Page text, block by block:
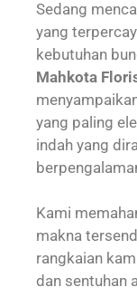
Sedang
yang
kebutuhan
Mahkota
yang paling
indah yang
Kami
makna
rangkaian
dan sentuhan